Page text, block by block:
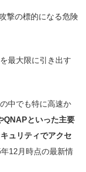
撃の標的になる危険
最大限に引き出す
中でも特に高速か
といった主要
ュリティでアクセ
12月時点の最新情